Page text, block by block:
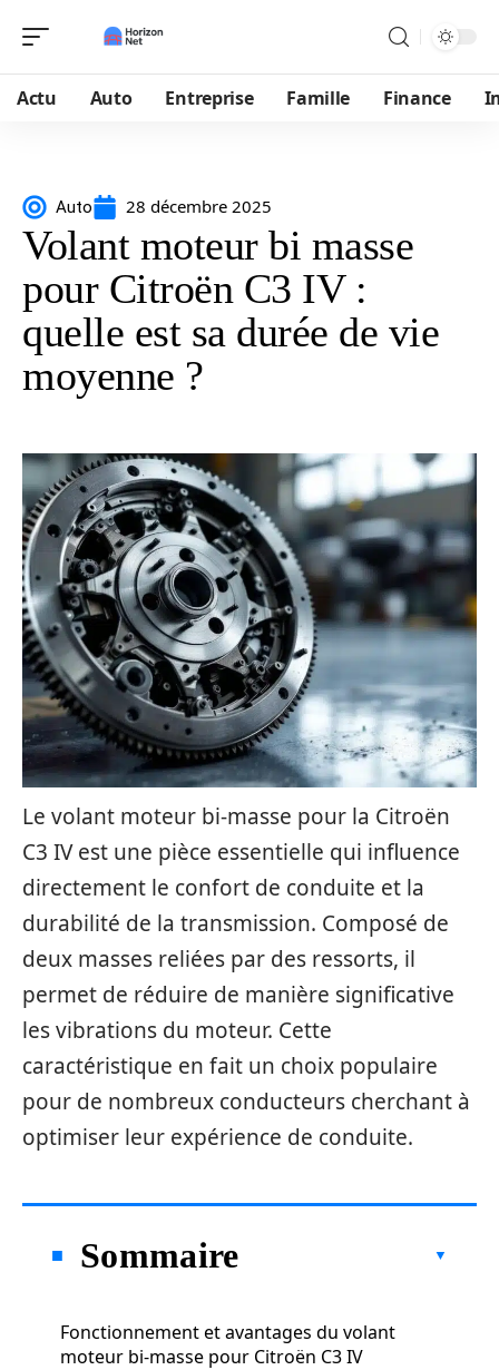
Actu Auto Entreprise Famille Finance
Auto 28 décembre 2025
Volant moteur bi masse
pour Citroën C3 IV :
quelle est sa durée de vie
moyenne ?
Le volant moteur bi-masse pour la Citroën
C3 IV est une pièce essentielle qui influence
directement le confort de conduite et la
durabilité de la transmission. Composé de
deux masses reliées par des ressorts, il
permet de réduire de manière significative
les vibrations du moteur. Cette
caractéristique en fait un choix populaire
pour de nombreux conducteurs cherchant à
optimiser leur expérience de conduite.
Sommaire
Fonctionnement et avantages du volant
moteur bi-masse pour Citroën C3 IV